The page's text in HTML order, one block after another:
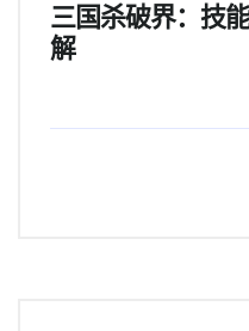
三国杀破界：技
解